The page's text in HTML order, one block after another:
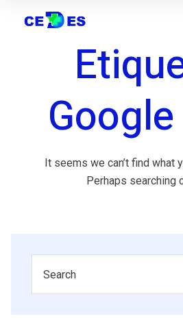
It seems we can’t find what
Perhaps searching